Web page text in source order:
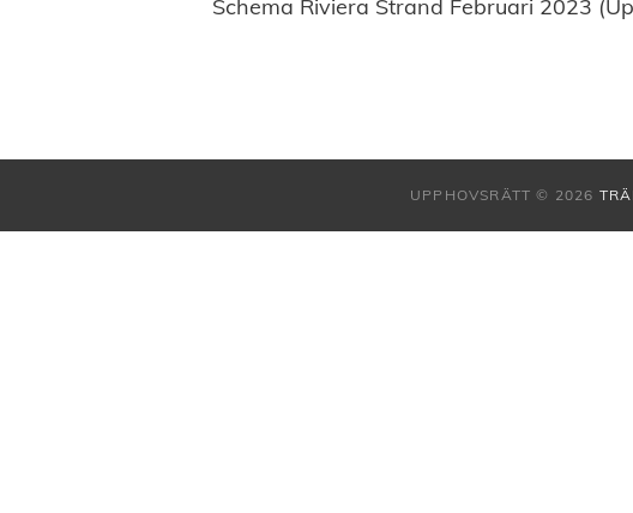
Schema Riviera Strand Februari 2023
UPPHOVSRÄTT © 2026